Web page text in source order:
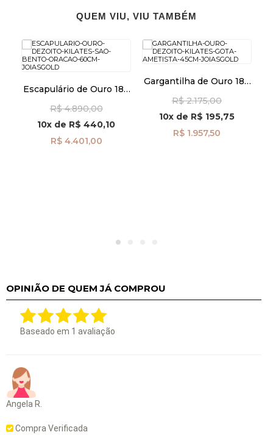
QUEM VIU, VIU TAMBÉM
Escapulário de Ouro 18k
60cm ga08554
R$ 4.890,00
10x de R$ 440,10
R$ 4.401,00
Gargantilha de Ouro 18k
ga08430
R$ 2.175,00
10x de R$ 195,75
R$ 1.957,50
OPINIÃO DE QUEM JÁ COMPROU
Baseado em 1 avaliação
Angela R.
Compra Verificada